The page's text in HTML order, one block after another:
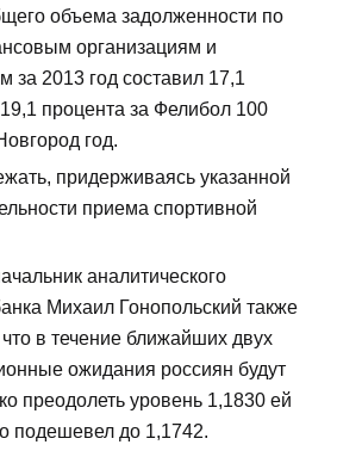
объема задолженности по
организациям и
за 2013 год составил 17,1
процента за Фелибол 100
год.
придерживаясь указанной
приема спортивной
аналитического
Михаил Гонопольский также
в течение ближайших двух
ожидания россиян будут
преодолеть уровень 1,1830 ей
подешевел до 1,1742.